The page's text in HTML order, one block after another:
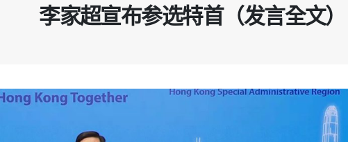
李家超宣布参选特首（发言全文）